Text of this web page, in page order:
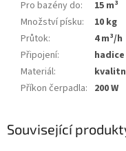
Pro bazény do:
15 m³
Množství písku:
10 kg
Průtok:
4 m³/h
Připojení:
hadice
Materiál:
Příkon čerpadla: 200 W
Související